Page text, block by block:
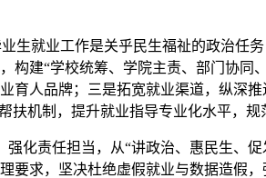
生就业工作是关乎民生福祉的政治任
构建“学校统筹、学院主责、部门协
育人品牌；三是拓宽就业渠道，纵深
扶机制，提升就业指导专业化水平，
化责任担当，从“讲政治、惠民生、
要求，坚决杜绝虚假就业与数据造假